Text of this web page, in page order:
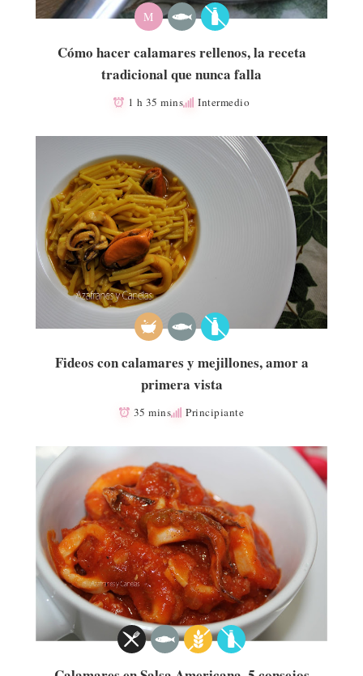
M
Cómo hacer calamares rellenos, la receta
tradicional que nunca falla
1 h 35 mins Intermedio
Fideos con calamares y mejillones, amor a
primera vista
35 mins Principiante